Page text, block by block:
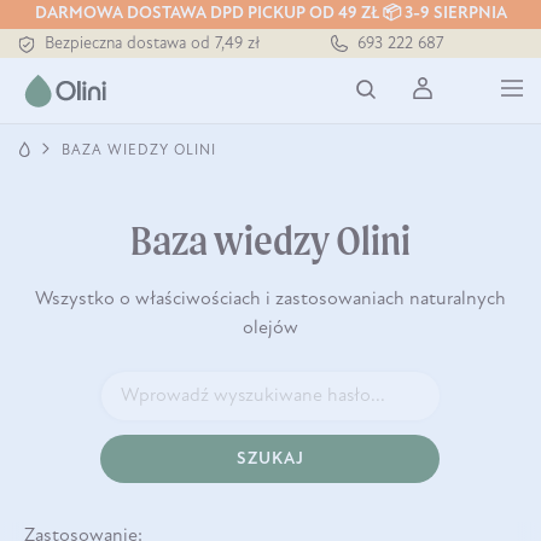
DARMOWA DOSTAWA DPD PICKUP OD 49 ZŁ 📦 3-9 SIERPNIA
Bezpieczna dostawa od 7,49 zł
Darmowa dostawa od 199 zł
693 222 687
BAZA WIEDZY OLINI
Baza wiedzy Olini
Wszystko o właściwościach i zastosowaniach naturalnych
olejów
SZUKAJ
Zastosowanie: